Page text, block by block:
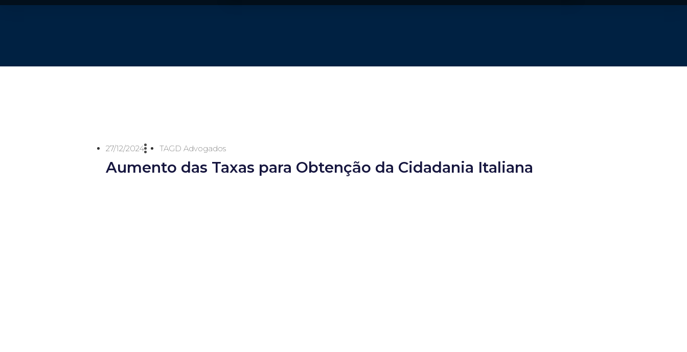
27/12/2024 TAGD Advogados
Aumento das Taxas para Obtenção da Cidadania Italiana